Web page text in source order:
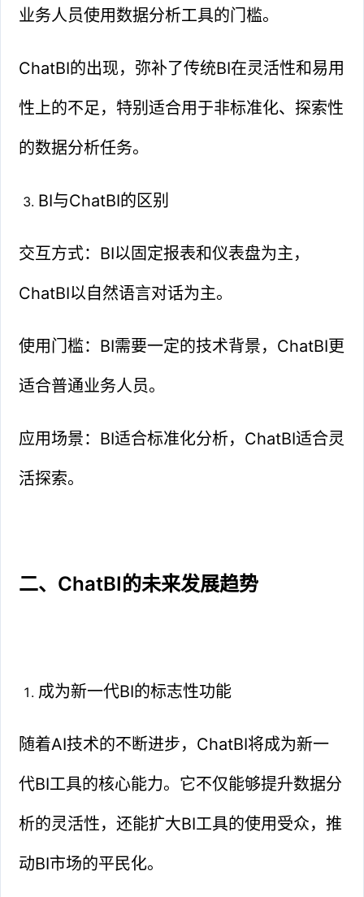
业务人员使用数据分析工具的门槛。
ChatBI的出现，弥补了传统BI在灵活性和易用
性上的不足，特别适合用于非标准化、探索性
的数据分析任务。
BI与ChatBI的区别
交互方式：BI以固定报表和仪表盘为主，
ChatBI以自然语言对话为主。
使用门槛：BI需要一定的技术背景，ChatBI更
适合普通业务人员。
应用场景：BI适合标准化分析，ChatBI适合灵
活探索。
二、ChatBI的未来发展趋势
成为新一代BI的标志性功能
随着AI技术的不断进步，ChatBI将成为新一
代BI工具的核心能力。它不仅能够提升数据分
析的灵活性，还能扩大BI工具的使用受众，推
动BI市场的平民化。